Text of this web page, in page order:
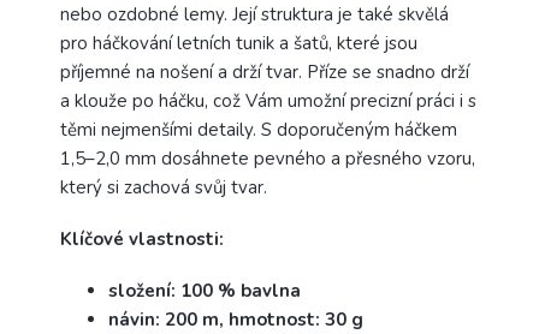
nebo ozdobné lemy. Její struktura je také skvělá
pro háčkování letních tunik a šatů, které jsou
příjemné na nošení a drží tvar. Příze se snadno drží
a klouže po háčku, což Vám umožní precizní práci i s
těmi nejmenšími detaily. S doporučeným háčkem
1,5–2,0 mm dosáhnete pevného a přesného vzoru,
který si zachová svůj tvar.
Klíčové vlastnosti:
složení: 100 % bavlna
návin: 200 m, hmotnost: 30 g